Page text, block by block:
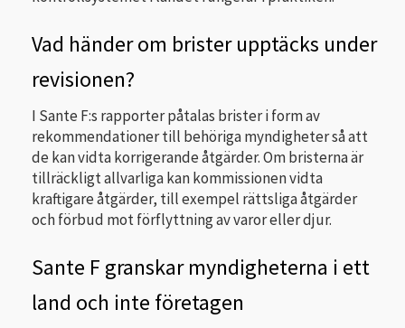
Vad händer om brister upptäcks under
revisionen?
I Sante F:s rapporter påtalas brister i form av
rekommendationer till behöriga myndigheter så att
de kan vidta korrigerande åtgärder. Om bristerna är
tillräckligt allvarliga kan kommissionen vidta
kraftigare åtgärder, till exempel rättsliga åtgärder
och förbud mot förflyttning av varor eller djur.
Sante F granskar myndigheterna i ett
land och inte företagen